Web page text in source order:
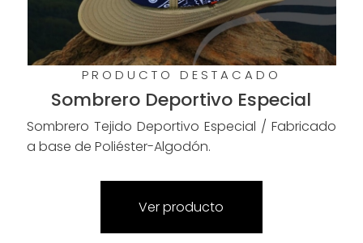
PRODUCTO DESTACADO
Sombrero Deportivo Especial
Sombrero Tejido Deportivo Especial / Fabricado
a base de Poliéster-Algodón.
Ver producto